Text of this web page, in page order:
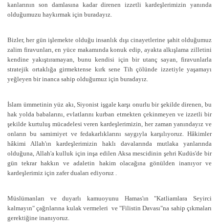
kanlarının son damlasına kadar direnen izzetli kardeşlerimizin yanında
olduğumuzu haykırmak için buradayız.
Bizler, her gün işlemekte olduğu insanlık dışı cinayetlerine şahit olduğumuz
zalim firavunları, en yüce makamında konuk edip, ayakta alkışlama zilletini
kendine yakıştıramayan, bunu kendisi için bir utanç sayan, firavunlarla
stratejik ortaklığa girmektense kırk sene Tih çölünde izzetiyle yaşamayı
yeğleyen bir inanca sahip olduğumuz için buradayız.
İslam ümmetinin yüz akı, Siyonist işgale karşı onurlu bir şekilde direnen, bu
hak yolda babalarını, evlatlarını kurban etmekten çekinmeyen ve izzetli bir
şekilde kurtuluş mücadelesi veren kardeşlerimizin, her zaman yanındayız ve
onların bu samimiyet ve fedakarlıklarını saygıyla karşılıyoruz. Hâkimler
hâkimi Allah'ın kardeşlerimizin haklı davalarında mutlaka yanlarında
olduğuna, Allah'a kulluk için inşa edilen Aksa mescidinin şehri Kudüs'de bir
gün tekrar hakkın ve adaletin hakim olacağına gönülden inanıyor ve
kardeşlerimiz için zafer duaları ediyoruz .
Müslümanları ve duyarlı kamuoyunu Hamas'ın "Katliamlara Seyirci
kalmayın" çağrılarına kulak vermeleri ve "Filistin Davası"na sahip çıkmaları
gerektiğine inanıyoruz.